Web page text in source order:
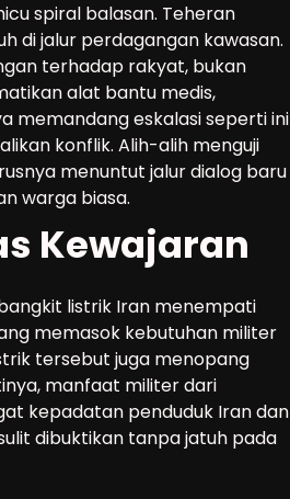
spiral balasan. Teheran
di jalur perdagangan kawasan.
terhadap rakyat, bukan
alat bantu medis,
memandang eskalasi seperti ini
konflik. Alih-alih menguji
menuntut jalur dialog baru
warga biasa.
Kewajaran
listrik Iran menempati
memasok kebutuhan militer
tersebut juga menopang
manfaat militer dari
kepadatan penduduk Iran dan
dibuktikan tanpa jatuh pada